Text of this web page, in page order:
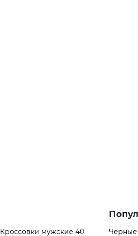
Кроссовки мужские 40
Черные